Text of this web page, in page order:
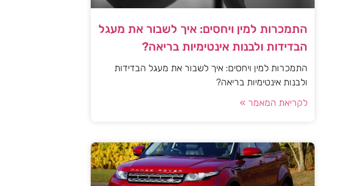
התמכרות למין ויחסים: איך לשבור את מעגל
הבדידות ולבנות אינטימיות בריאה?
התמכרות למין ויחסים: איך לשבור את מעגל הבדידות
ולבנות אינטימיות בריאה?
לקריאת המאמר »